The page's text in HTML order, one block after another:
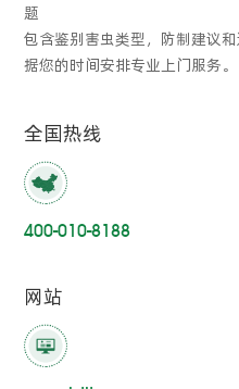
题
包含鉴别害虫类型，防制建议
据您的时间安排专业上门服务。
全国热线
400-010-8188
网站